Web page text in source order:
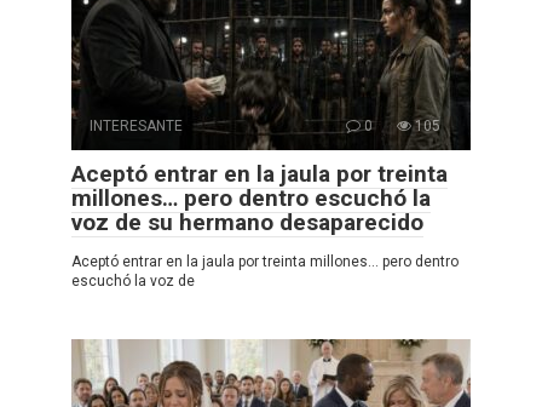
INTERESANTE 0 105
Aceptó entrar en la jaula por treinta
millones… pero dentro escuchó la
voz de su hermano desaparecido
Aceptó entrar en la jaula por treinta millones… pero dentro
escuchó la voz de